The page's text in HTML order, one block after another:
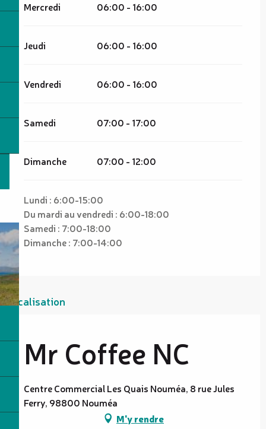
Mercredi 06:00 - 16:00
Jeudi 06:00 - 16:00
Vendredi 06:00 - 16:00
Samedi 07:00 - 17:00
Dimanche 07:00 - 12:00
Lundi : 6:00-15:00
Du mardi au vendredi : 6:00-18:00
Samedi : 7:00-18:00
Dimanche : 7:00-14:00
Localisation
Mr Coffee NC
Centre Commercial Les Quais Nouméa, 8 rue Jules
Ferry, 98800 Nouméa
M'y rendre